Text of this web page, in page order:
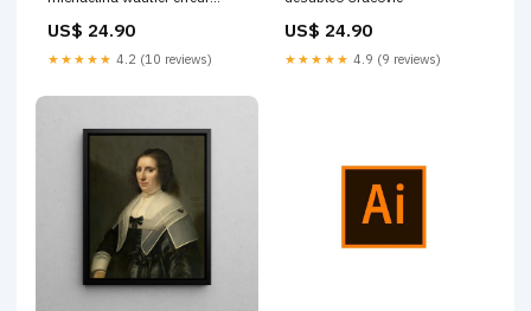
US$ 24.90
★★★★★ 4.2 (10 reviews)
US$ 24.90
★★★★★ 4.9 (9 reviews)